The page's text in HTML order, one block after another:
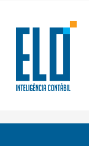
content